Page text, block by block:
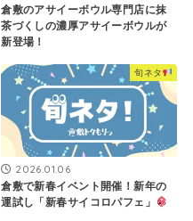
倉敷のアサイーボウル専門店に抹
茶づくしの濃厚アサイーボウルが
新登場！
旬ネタ
2026.01.06
倉敷で新春イベント開催！新年の
運試し「新春サイコロパフェ」